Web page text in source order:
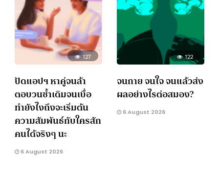
127
ปัดแอปฯ หาคู่จนล้า
ตอบวนซ้ำเดิมจนเบื่อ
ทำยังไงถึงจะเริ่มต้น
ความสัมพันธ์กับใครสัก
คนได้จริงๆ นะ
6 August 2026
122
จนกาย จนใจ จนแล้วส่ง
ผลอย่างไรต่อสมอง?
6 August 2026